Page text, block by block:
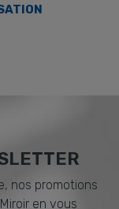
nos promotions
en vous